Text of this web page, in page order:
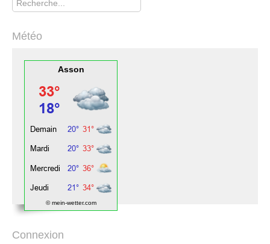
Météo
Asson
© mein-wetter.com
Connexion